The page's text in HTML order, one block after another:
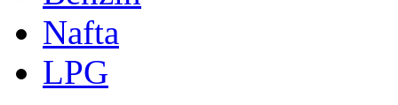
Nafta
LPG